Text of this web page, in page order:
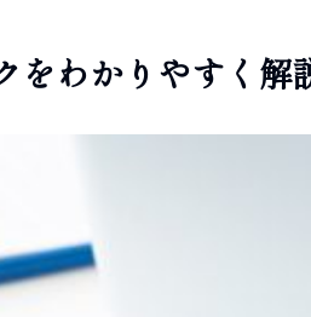
をわかりやすく解